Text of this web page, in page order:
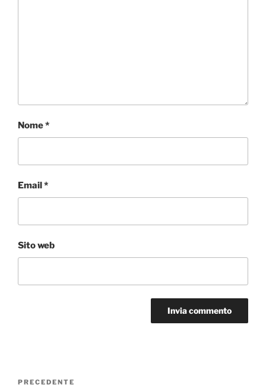
Nome*
Email*
Sito web
Navigazione
Articolo
PRECEDENTE